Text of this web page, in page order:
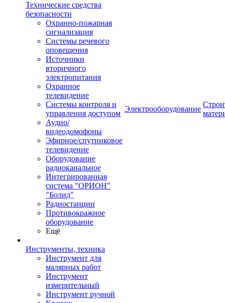
Технические средства
безопасности
Охранно-пожарная
сигнализация
Системы речевого
оповещения
Источники
вторичного
электропитания
Охранное
телевидение
Системы контроля и
управления доступом
Аудио/
видеодомофоны
Эфирное/спутниковое
телевидение
Оборудование
радиоканальное
Интегрированная
система "ОРИОН"
"Болид"
Радиостанции
Противокражное
оборудование
Ещё
Инструменты, техника
Инструмент для
малярных работ
Инструмент
измерительный
Инструмент ручной
Электрооборудование